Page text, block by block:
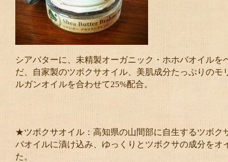
シアバターに、未精製オーガニック・ホホバオイルを
だ、自家製のツボクサオイル、美肌成分たっぷりのモ
ルガンオイルを合わせて25%配合。
★ツボクサオイル：高知県の山間部に自生するツボク
バオイルに漬け込み、ゆっくりとツボクサの成分をオ
た。